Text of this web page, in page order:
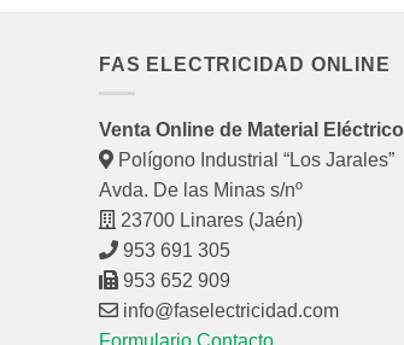
FAS ELECTRICIDAD ONLINE
Venta Online de Material Eléctrico
Polígono Industrial “Los Jarales”
Avda. De las Minas s/nº
23700 Linares (Jaén)
953 691 305
953 652 909
info@faselectricidad.com